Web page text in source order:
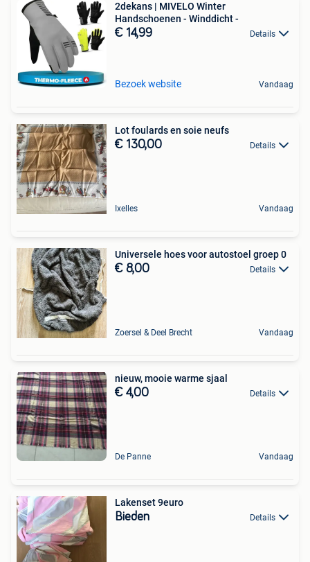
2dekans | MIVELO Winter
Handschoenen - Winddicht -
€ 14,99 Details
Bezoek website Vandaag
Lot foulards en soie neufs
€ 130,00 Details
Ixelles Vandaag
Universele hoes voor autostoel groep 0
€ 8,00 Details
Zoersel & Deel Brecht Vandaag
nieuw, mooie warme sjaal
€ 4,00 Details
De Panne Vandaag
Lakenset 9euro
Bieden Details